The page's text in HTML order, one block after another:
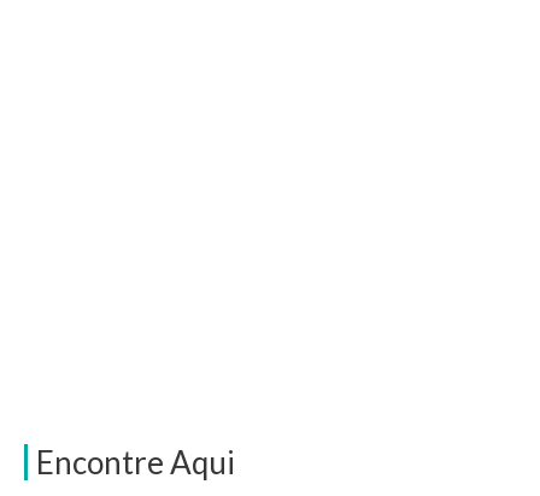
Encontre Aqui